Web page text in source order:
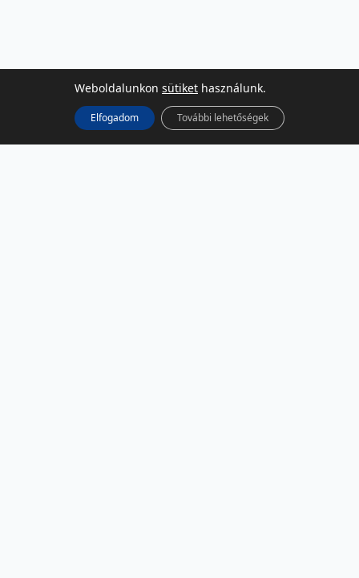
Weboldalunkon sütiket használunk.
Elfogadom További lehetőségek